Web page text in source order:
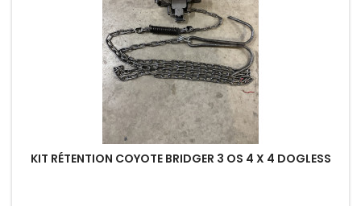
KIT RÉTENTION COYOTE BRIDGER 3 OS 4 X 4 DOGLESS